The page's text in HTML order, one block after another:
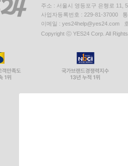
주소 : 서울시 영등포구 은행로 11,
사업자등록번호 : 229-81-37000
이메일 : yes24help@yes24.com
Copyright ⓒ YES24 Corp. All